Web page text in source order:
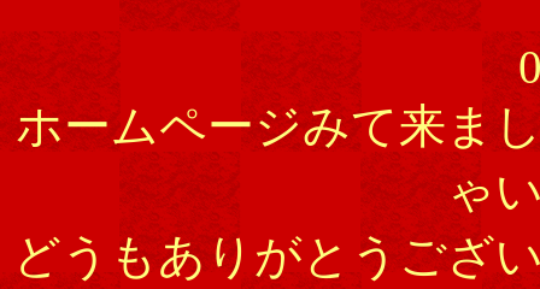
ホームページみて来ま
ゃ
どうもありがとうござ